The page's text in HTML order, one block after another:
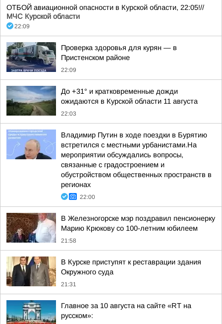
ОТБОЙ авиационной опасности в Курской области, 22:05!//
МЧС Курской области
22:09
Проверка здоровья для курян — в
Пристенском районе
22:09
До +31° и кратковременные дожди
ожидаются в Курской области 11 августа
22:03
Владимир Путин в ходе поездки в Бурятию
встретился с местными урбанистами.На
мероприятии обсуждались вопросы,
связанные с градостроением и
обустройством общественных пространств в
регионах
22:00
В Железногорске мэр поздравил пенсионерку
Марию Крюкову со 100-летним юбилеем
21:58
В Курске приступят к реставрации здания
Окружного суда
21:31
Главное за 10 августа на сайте «RT на
русском»: